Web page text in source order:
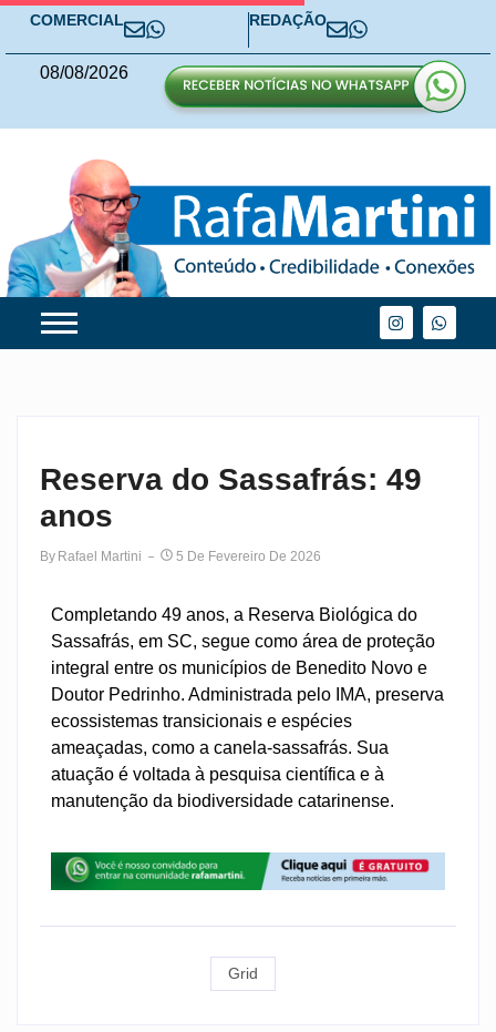
COMERCIAL REDAÇÃO
08/08/2026
Reserva do Sassafrás: 49
anos
By Rafael Martini 5 De Fevereiro De 2026
Completando 49 anos, a Reserva Biológica do
Sassafrás, em SC, segue como área de proteção
integral entre os municípios de Benedito Novo e
Doutor Pedrinho. Administrada pelo IMA, preserva
ecossistemas transicionais e espécies
ameaçadas, como a canela-sassafrás. Sua
atuação é voltada à pesquisa científica e à
manutenção da biodiversidade catarinense.
Grid